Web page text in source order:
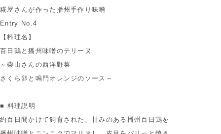
糀屋さんが作った播州手作り味噌
Entry No.4
【料理名】
百日鶏と播州味噌のテリーヌ
～柴山さんの西洋野菜
さくら卵と鳴門オレンジのソース～
■ 料理説明
約百日間かけて飼育された、甘みのある播州百日鶏を